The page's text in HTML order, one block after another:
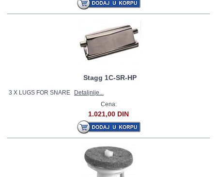
Stagg 1C-SR-HP
3 X LUGS FOR SNARE
Detaljnije...
Cena:
1.021,00 DIN